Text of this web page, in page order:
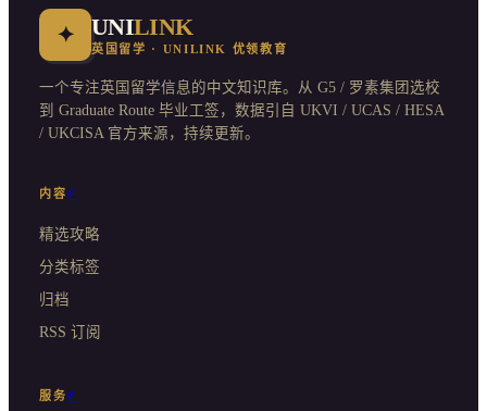
✦ UNILINK
英国留学 · UNILINK 优领教育
一个专注英国留学信息的中文知识库。从 G5 / 罗素集团选校
到 Graduate Route 毕业工签，数据引自 UKVI / UCAS / HESA
/ UKCISA 官方来源，持续更新。
内容#
精选攻略
分类标签
归档
RSS 订阅
服务#